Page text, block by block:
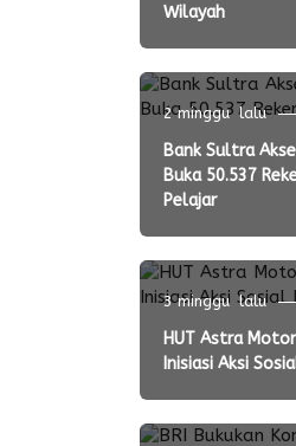
Wilayah
2 minggu lalu
Bank Sultra
Buka 50.537
Pelajar
3 minggu lalu
HUT Astra
Inisiasi Aksi